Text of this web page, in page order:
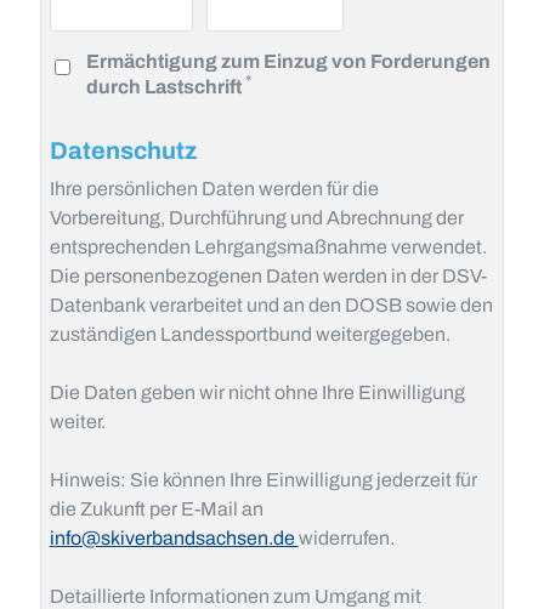
Ermächtigung zum Einzug von Forderungen
durch Lastschrift *Pflichtfeld
Datenschutz
Ihre persönlichen Daten werden für die
Vorbereitung, Durchführung und Abrechnung der
entsprechenden Lehrgangsmaßnahme verwendet.
Die personenbezogenen Daten werden in der DSV-
Datenbank verarbeitet und an den DOSB sowie den
zuständigen Landessportbund weitergegeben.
Die Daten geben wir nicht ohne Ihre Einwilligung
weiter.
Hinweis: Sie können Ihre Einwilligung jederzeit für
die Zukunft per E-Mail an
info@skiverbandsachsen.dewiderrufen.
Detaillierte Informationen zum Umgang mit